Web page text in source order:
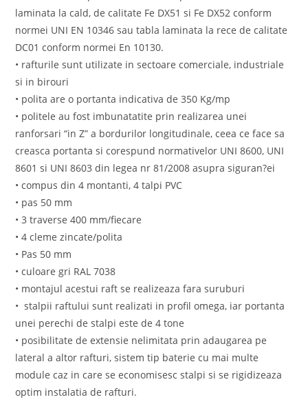
laminata la cald, de calitate Fe DX51 si Fe DX52 conform
normei UNI EN 10346 sau tabla laminata la rece de calitate
DC01 conform normei En 10130.
• rafturile sunt utilizate in sectoare comerciale, industriale
si in birouri
• polita are o portanta indicativa de 350 Kg/mp
• politele au fost imbunatatite prin realizarea unei
ranforsari “in Z” a bordurilor longitudinale, ceea ce face sa
creasca portanta si corespund normativelor UNI 8600, UNI
8601 si UNI 8603 din legea nr 81/2008 asupra siguran?ei
• compus din 4 montanti, 4 talpi PVC
• pas 50 mm
• 3 traverse 400 mm/fiecare
• 4 cleme zincate/polita
• Pas 50 mm
• culoare gri RAL 7038
• montajul acestui raft se realizeaza fara suruburi
• stalpii raftului sunt realizati in profil omega, iar portanta
unei perechi de stalpi este de 4 tone
• posibilitate de extensie nelimitata prin adaugarea pe
lateral a altor rafturi, sistem tip baterie cu mai multe
module caz in care se economisesc stalpi si se rigidizeaza
optim instalatia de rafturi.